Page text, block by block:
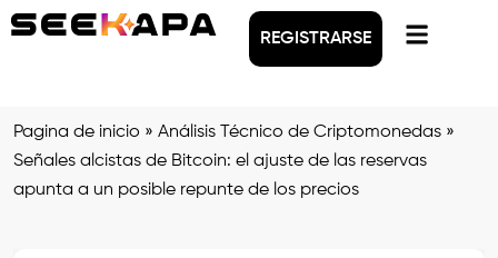
REGISTRARSE
Pagina de inicio » Análisis Técnico de Criptomonedas »
Señales alcistas de Bitcoin: el ajuste de las reservas
apunta a un posible repunte de los precios